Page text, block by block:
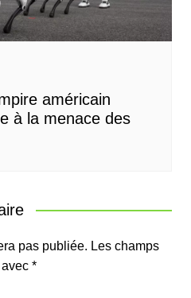
américain
à la menace des
pas publiée. Les champs
*